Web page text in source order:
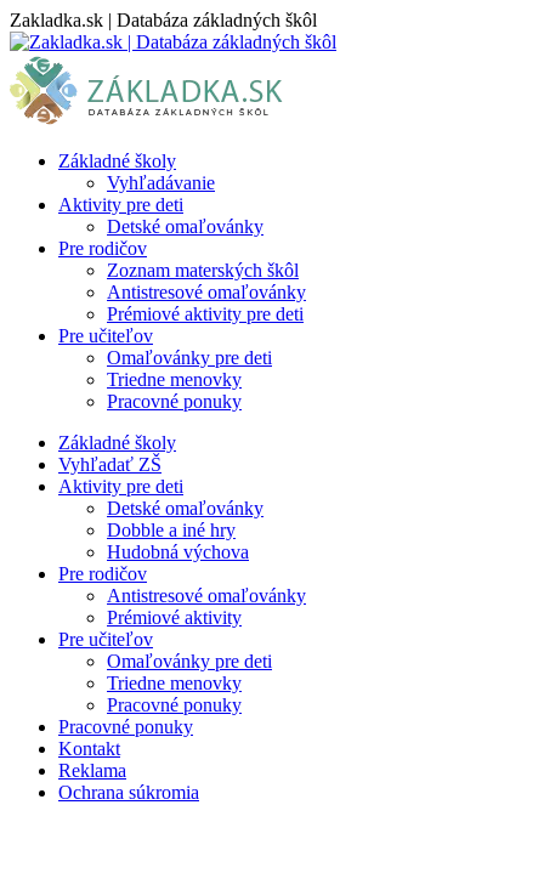
Skip
to
content
Zakladka.sk | Databáza základných škôl
Základné školy
Vyhľadávanie
Aktivity pre deti
Detské omaľovánky
Pre rodičov
Zoznam materských škôl
Antistresové omaľovánky
Prémiové aktivity pre deti
Pre učiteľov
Omaľovánky pre deti
Triedne menovky
Pracovné ponuky
Základné školy
Vyhľadať ZŠ
Aktivity pre deti
Detské omaľovánky
Dobble a iné hry
Hudobná výchova
Pre rodičov
Antistresové omaľovánky
Prémiové aktivity
Pre učiteľov
Omaľovánky pre deti
Triedne menovky
Pracovné ponuky
Pracovné ponuky
Kontakt
Reklama
Ochrana súkromia